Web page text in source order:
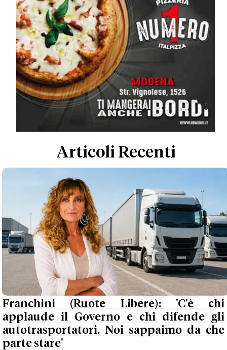
Articoli Recenti
Franchini (Ruote Libere): 'C'è chi
applaude il Governo e chi difende gli
autotrasportatori. Noi sappaimo da che
parte stare'